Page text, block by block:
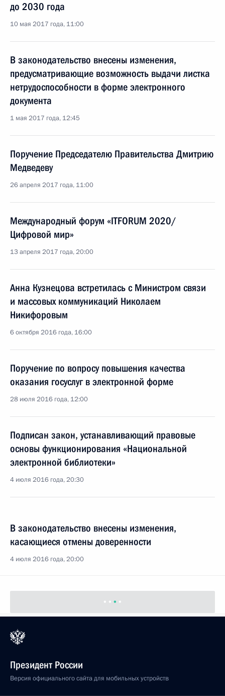
до 2030 года
10 мая 2017 года, 11:00
В законодательство внесены изменения,
предусматривающие возможность выдачи листка
нетрудоспособности в форме электронного
документа
1 мая 2017 года, 12:45
Поручение Председателю Правительства Дмитрию
Медведеву
26 апреля 2017 года, 11:00
Международный форум «ITFORUM 2020/
Цифровой мир»
13 апреля 2017 года, 20:00
Анна Кузнецова встретилась с Министром связи
и массовых коммуникаций Николаем
Никифоровым
6 октября 2016 года, 16:00
Поручение по вопросу повышения качества
оказания госуслуг в электронной форме
28 июля 2016 года, 12:00
Подписан закон, устанавливающий правовые
основы функционирования «Национальной
электронной библиотеки»
4 июля 2016 года, 20:30
В законодательство внесены изменения,
касающиеся отмены доверенности
4 июля 2016 года, 20:00
Президент России
Версия официального сайта для мобильных устройств